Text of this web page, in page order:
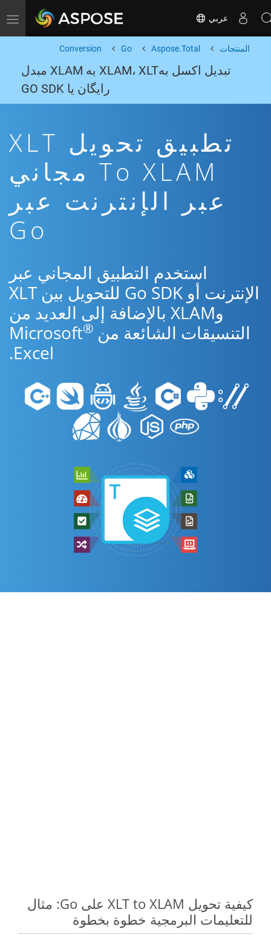
Toggle navigation عربي
المنتجات Aspose.Total
Go
Conversion
تبدیل اکسل بهXLAM، XLT به XLAM مبدل
رایگان یا GO SDK
تطبيق تحويل XLT
To XLAM مجاني
عبر الإنترنت عبر
Go
استخدم التطبيق المجاني عبر
الإنترنت أو Go SDK للتحويل بين XLT
وXLAM بالإضافة إلى العديد من
التنسيقات الشائعة من Microsoft ®
Excel.
كيفية تحويل XLT to XLAM على Go: مثال
للتعليمات البرمجية خطوة بخطوة